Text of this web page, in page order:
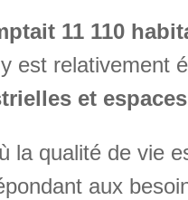
11 110
est relativement
et
la qualité de vie
aux